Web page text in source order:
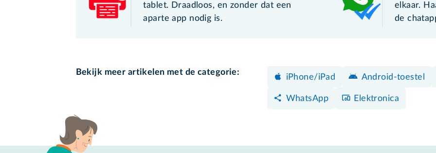
tablet. Draadloos, en zonder dat een
aparte app nodig is.
elkaar.
de
Bekijk meer artikelen met de categorie:
iPhone/iPad Android-toestel
WhatsApp Elektronica